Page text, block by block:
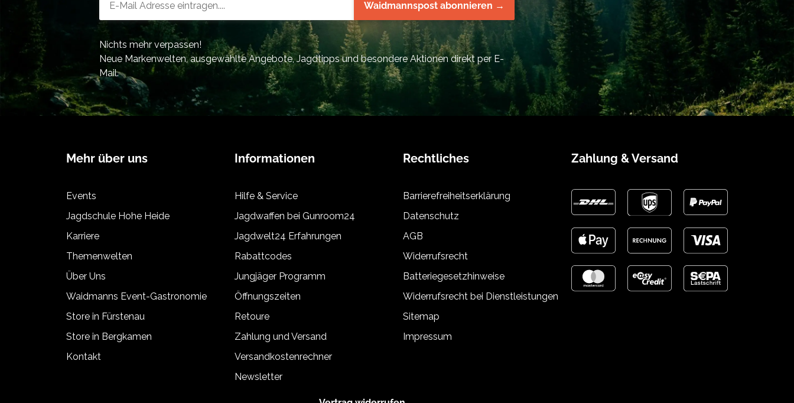
Waidmannspost abonnieren →
Nichts mehr verpassen!
Neue Markenwelten, ausgewählte Angebote, Jagdtipps und besondere Aktionen direkt per E-
Mail.
Mehr über uns
Events
Jagdschule Hohe Heide
Karriere
Themenwelten
Über Uns
Waidmanns Event-Gastronomie
Store in Fürstenau
Store in Bergkamen
Kontakt
Informationen
Hilfe & Service
Jagdwaffen bei Gunroom24
Jagdwelt24 Erfahrungen
Rabattcodes
Jungjäger Programm
Öffnungszeiten
Retoure
Zahlung und Versand
Versandkostenrechner
Newsletter
Rechtliches
Barrierefreiheitserklärung
Datenschutz
AGB
Widerrufsrecht
Batteriegesetzhinweise
Widerrufsrecht bei Dienstleistungen
Sitemap
Impressum
Zahlung & Versand